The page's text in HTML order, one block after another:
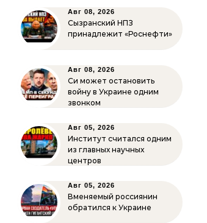
Авг 08, 2026
Сызранский НПЗ
принадлежит «Роснефти»
Авг 08, 2026
Си может остановить
войну в Украине одним
звонком
Авг 05, 2026
Институт считался одним
из главных научных
центров
Авг 05, 2026
Вменяемый россиянин
обратился к Украине